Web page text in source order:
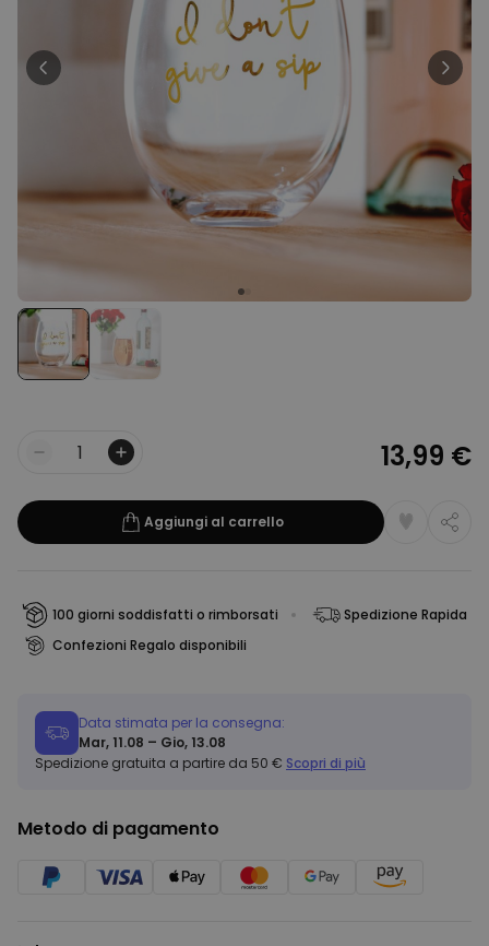
Personalizzabile
Telo Mare Personalizzato in
Stile Fumetto
Comprato
più di 1.200
34,99 €
Personalizzabile
Vaso Personalizzato con
Testo e Simbolo
Comprato
più di 1.300
volte
Set Regalo Birra
45,48 €
Quantità 13,99 €
Aggiungi al carrello
100 giorni soddisfatti o rimborsati
Spedizione Rapida
Confezioni Regalo disponibili
Data stimata per la consegna:
Mar, 11.08 – Gio, 13.08
Spedizione gratuita a partire da 50 € Scopri di più
Metodo di pagamento